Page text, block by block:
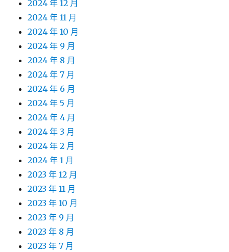
2024 年 12 月
2024 年 11 月
2024 年 10 月
2024 年 9 月
2024 年 8 月
2024 年 7 月
2024 年 6 月
2024 年 5 月
2024 年 4 月
2024 年 3 月
2024 年 2 月
2024 年 1 月
2023 年 12 月
2023 年 11 月
2023 年 10 月
2023 年 9 月
2023 年 8 月
2023 年 7 月